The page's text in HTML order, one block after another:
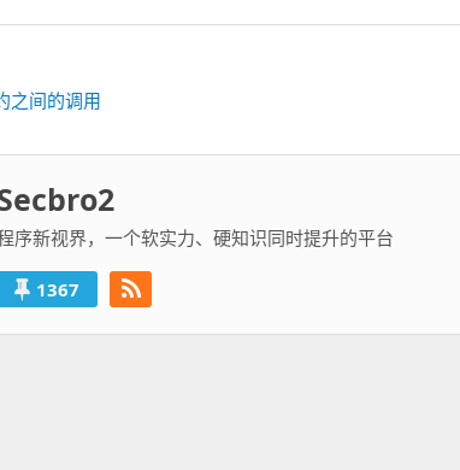
之间的调用
篇：
序新视界，一个软实力、硬知识同时提升的平台
1367